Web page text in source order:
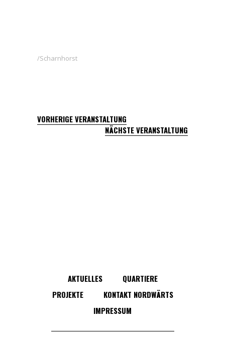
Scharnhorst
VORHERIGE VERANSTALTUNG
NÄCHSTE VERANSTALTUNG
AKTUELLES
QUARTIERE
PROJEKTE
KONTAKT NORDWÄRTS
IMPRESSUM